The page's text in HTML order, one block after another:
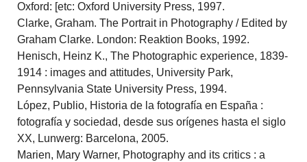
Oxford: [etc: Oxford University Press, 1997.
Clarke, Graham. The Portrait in Photography / Edited by
Graham Clarke. London: Reaktion Books, 1992.
Henisch, Heinz K., The Photographic experience, 1839-
1914 : images and attitudes, University Park,
Pennsylvania State University Press, 1994.
López, Publio, Historia de la fotografía en España :
fotografía y sociedad, desde sus orígenes hasta el siglo
XX, Lunwerg: Barcelona, 2005.
Marien, Mary Warner, Photography and its critics : a